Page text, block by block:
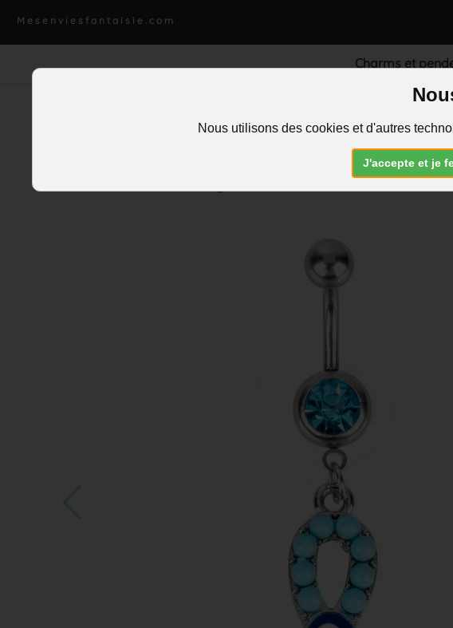
Nous utilisons des cookies et d'autres
J'accepte et je
Mesenviesfantaisie.com
Charms et